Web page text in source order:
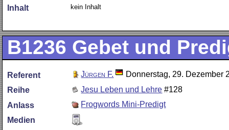
Inhalt
kein Inhalt
B1236 Gebet und
Referent Jürgen F.
Donnerstag, 29. Dezember
Reihe
Jesu Leben und Lehre #128
Anlass
Frogwords Mini-Predigt
Medien